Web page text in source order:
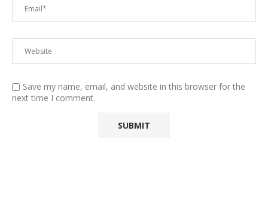
Save my name, email, and website in this browser for the
next time I comment.